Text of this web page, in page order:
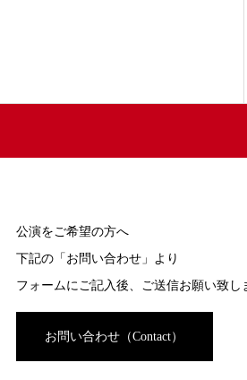
公演をご希望の方へ
下記の「お問い合わせ」より
フォームにご記入後、ご送信お願い致し
お問い合わせ（Contact）